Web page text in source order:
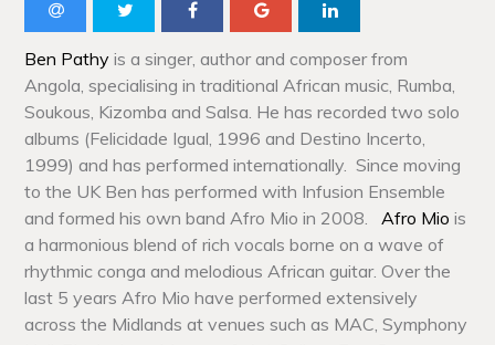
Ben Pathy is a singer, author and composer from
Angola, specialising in traditional African music, Rumba,
Soukous, Kizomba and Salsa. He has recorded two solo
albums (Felicidade Igual, 1996 and Destino Incerto,
1999) and has performed internationally. Since moving
to the UK Ben has performed with Infusion Ensemble
and formed his own band Afro Mio in 2008.Afro Mio is
a harmonious blend of rich vocals borne on a wave of
rhythmic conga and melodious African guitar. Over the
last 5 years Afro Mio have performed extensively
across the Midlands at venues such as MAC, Symphony